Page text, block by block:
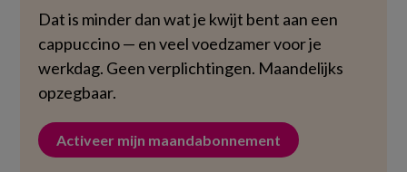
Dat is minder dan wat je kwijt bent aan een
cappuccino — en veel voedzamer voor je
werkdag. Geen verplichtingen. Maandelijks
opzegbaar.
Activeer mijn maandabonnement